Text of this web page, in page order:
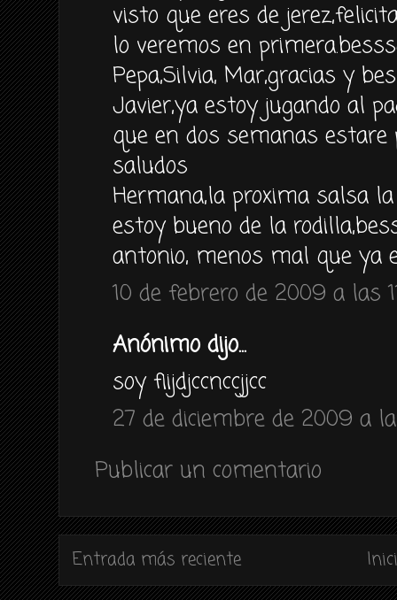
visto que eres de
lo veremos en
Pepa,Silvia, Mar,gracias y
Javier,ya estoy jugando al
que en dos semanas estare
saludos
Hermana,la proxima salsa
estoy bueno de la
antonio, menos mal que ya
10 de febrero de 2009 a las
Anónimo dijo...
soy fiijdjccnccjjcc
27 de diciembre de 2009 a
Publicar un comentario
Entrada más reciente